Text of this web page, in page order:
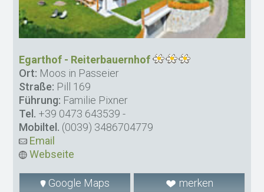
Egarthof - Reiterbauernhof
Ort: Moos in Passeier
Straße: Pill 169
Führung: Familie Pixner
Tel. +39 0473 643539 -
Mobiltel. (0039) 3486704779
Email
Webseite
Google Maps
merken